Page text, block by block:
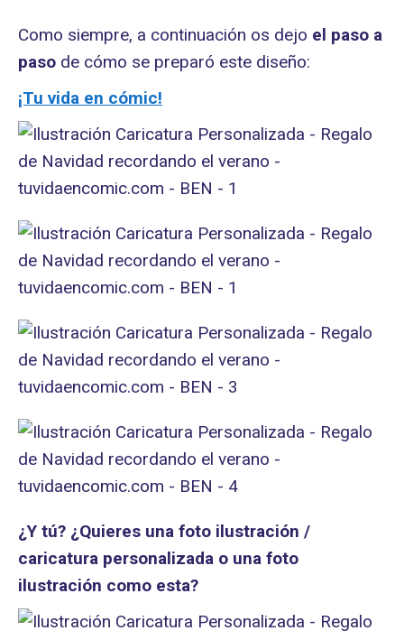
Como siempre, a continuación os dejo el paso a
paso de cómo se preparó este diseño:
¡Tu vida en cómic!
¿Y tú? ¿Quieres una foto ilustración /
caricatura personalizada o una foto
ilustración como esta?